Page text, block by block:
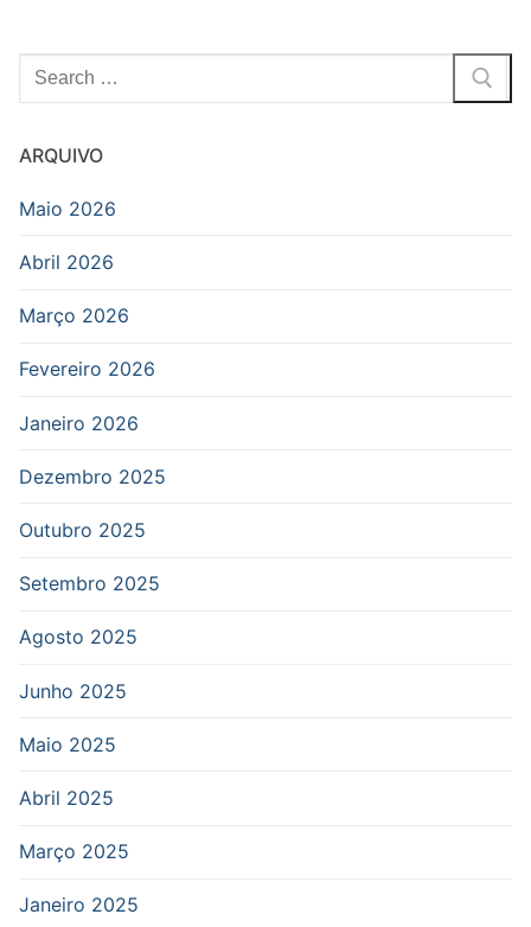
Pesquisar
por:
ARQUIVO
Maio 2026
Abril 2026
Março 2026
Fevereiro 2026
Janeiro 2026
Dezembro 2025
Outubro 2025
Setembro 2025
Agosto 2025
Junho 2025
Maio 2025
Abril 2025
Março 2025
Janeiro 2025